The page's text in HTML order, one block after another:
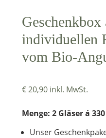
Geschenkbox
individuellen
vom Bio-
€20,90 inkl. MwSt.
Menge: 2 Gläser á
Unser